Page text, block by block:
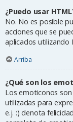
¿Puedo usar
No. No es posible
acciones que se
aplicados utilizando
Arriba
¿Qué son los
Los emoticonos
utilizadas para
e.j. :) denota